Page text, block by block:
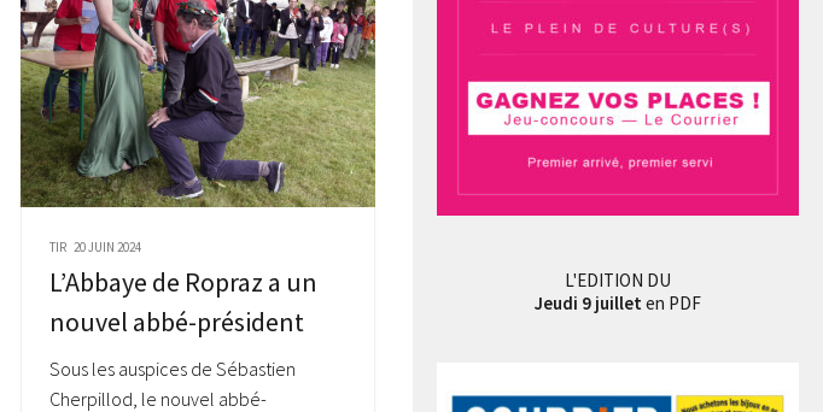
TIR 20 JUIN 2024
L’Abbaye de Ropraz a un
nouvel abbé-président
Sous les auspices de Sébastien
Cherpillod, le nouvel abbé-
L'EDITION DU
Jeudi 9 juillet en PDF